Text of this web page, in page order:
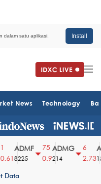
dalam satu aplikasi. Install
News Technology
ADMF
8225
75
0.9
ADMG
214
2.73
Data